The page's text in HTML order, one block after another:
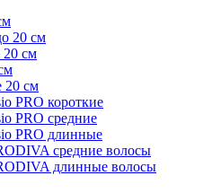
20 см
20 см
20 см
PRO короткие
PRO средние
PRO длинные
средние волосы
длинные волосы